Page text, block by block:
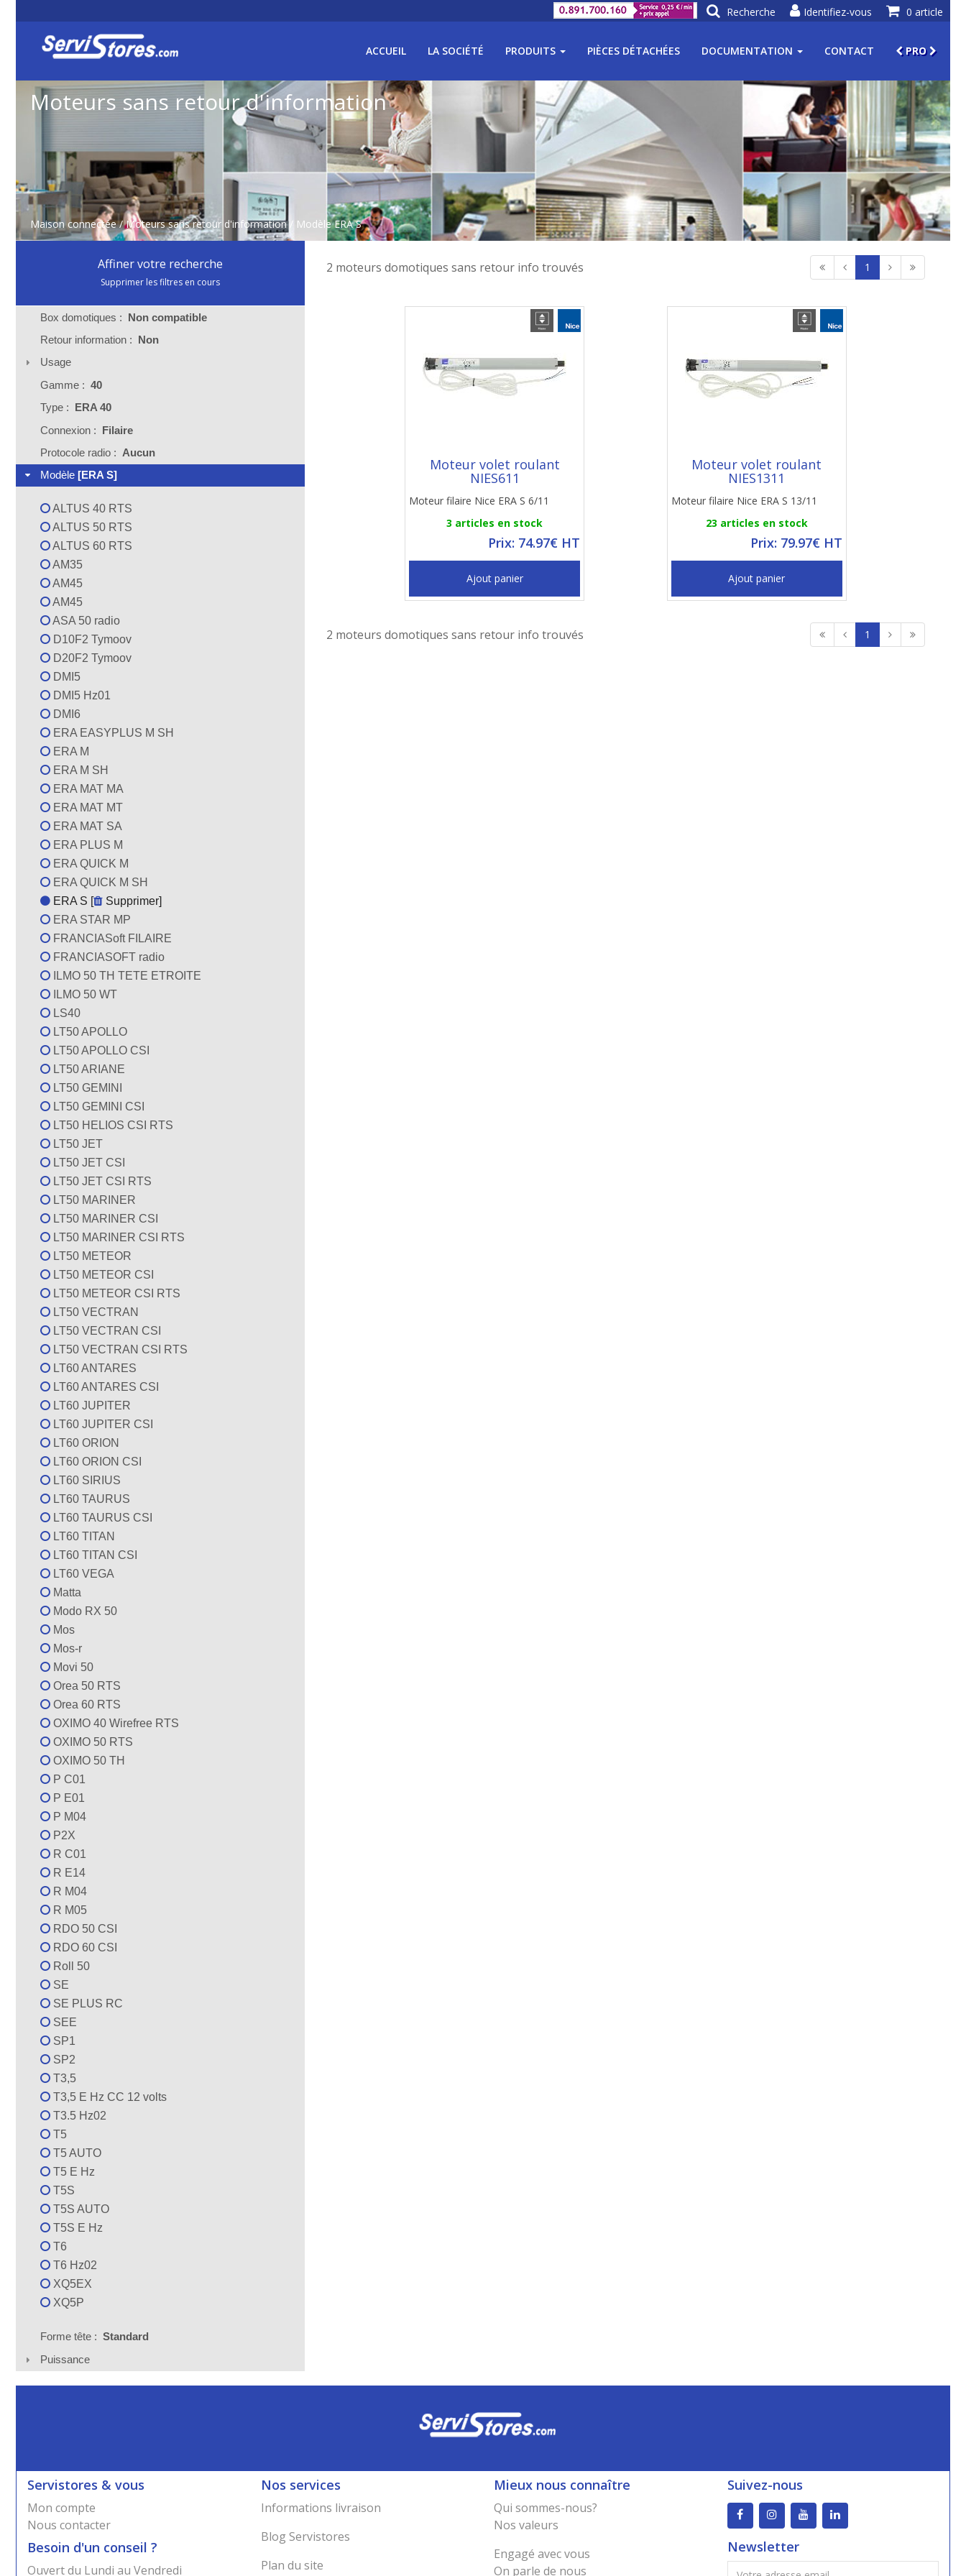
0 article
Identifiez-vous
Recherche
ACCUEIL LA SOCIÉTÉ PRODUITS PIÈCES DÉTACHÉES DOCUMENTATION CONTACT PRO
Moteurs sans retour d'information
Maison connectée /Moteurs sans retour d'information / Modèle ERA S
Affiner votre recherche
Supprimer les filtres en cours
Box domotiques : Non compatible
Retour information : Non
Usage
Gamme : 40
Type : ERA 40
Connexion : Filaire
Protocole radio : Aucun
Modèle [ERA S]
ALTUS 40 RTS
ALTUS 50 RTS
ALTUS 60 RTS
AM35
AM45
AM45
ASA 50 radio
D10F2 Tymoov
D20F2 Tymoov
DMI5
DMI5 Hz01
DMI6
ERA EASYPLUS M SH
ERA M
ERA M SH
ERA MAT MA
ERA MAT MT
ERA MAT SA
ERA PLUS M
ERA QUICK M
ERA QUICK M SH
ERA S [
Supprimer]
ERA STAR MP
FRANCIASoft FILAIRE
FRANCIASOFT radio
ILMO 50 TH TETE ETROITE
ILMO 50 WT
LS40
LT50 APOLLO
LT50 APOLLO CSI
LT50 ARIANE
LT50 GEMINI
LT50 GEMINI CSI
LT50 HELIOS CSI RTS
LT50 JET
LT50 JET CSI
LT50 JET CSI RTS
LT50 MARINER
LT50 MARINER CSI
LT50 MARINER CSI RTS
LT50 METEOR
LT50 METEOR CSI
LT50 METEOR CSI RTS
LT50 VECTRAN
LT50 VECTRAN CSI
LT50 VECTRAN CSI RTS
LT60 ANTARES
LT60 ANTARES CSI
LT60 JUPITER
LT60 JUPITER CSI
LT60 ORION
LT60 ORION CSI
LT60 SIRIUS
LT60 TAURUS
LT60 TAURUS CSI
LT60 TITAN
LT60 TITAN CSI
LT60 VEGA
Matta
Modo RX 50
Mos
Mos-r
Movi 50
Orea 50 RTS
Orea 60 RTS
OXIMO 40 Wirefree RTS
OXIMO 50 RTS
OXIMO 50 TH
P C01
P E01
P M04
P2X
R C01
R E14
R M04
R M05
RDO 50 CSI
RDO 60 CSI
Roll 50
SE
SE PLUS RC
SEE
SP1
SP2
T3,5
T3,5 E Hz CC 12 volts
T3.5 Hz02
T5
T5 AUTO
T5 E Hz
T5S
T5S AUTO
T5S E Hz
T6
T6 Hz02
XQ5EX
XQ5P
Forme tête : Standard
Puissance
2 moteurs domotiques sans retour info trouvés 1
Moteur volet roulant
NIES611
Moteur filaire Nice ERA S 6/11
3 articles en stock
Prix: 74.97€ HT
Ajout panier
Moteur volet roulant
NIES1311
Moteur filaire Nice ERA S 13/11
23 articles en stock
Prix: 79.97€ HT
Ajout panier
2 moteurs domotiques sans retour info trouvés 1
Servistores & vous
Mon compte
Nous contacter
Besoin d'un conseil ?
Ouvert du Lundi au Vendredi
Nos services
Informations livraison
Blog Servistores
Plan du site
Mieux nous connaître
Qui sommes-nous?
Nos valeurs
Engagé avec vous
On parle de nous
Suivez-nous
Newsletter